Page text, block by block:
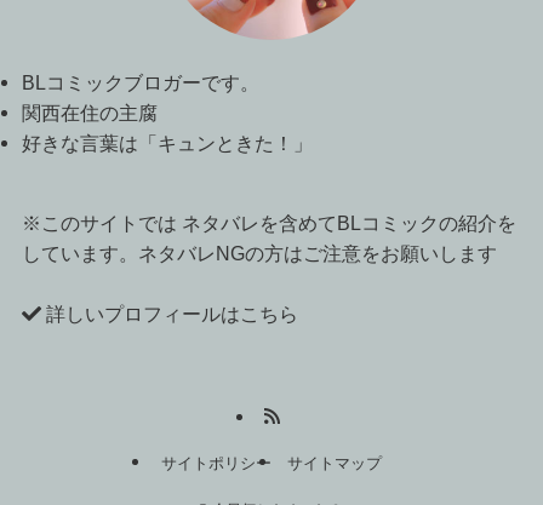
BLコミックブロガーです。
関西在住の主腐
好きな言葉は「キュンときた！」
※このサイトでは ネタバレを含めてBLコミックの紹介を
しています。ネタバレNGの方はご注意をお願いします
詳しいプロフィールはこちら
サイトポリシー サイトマップ